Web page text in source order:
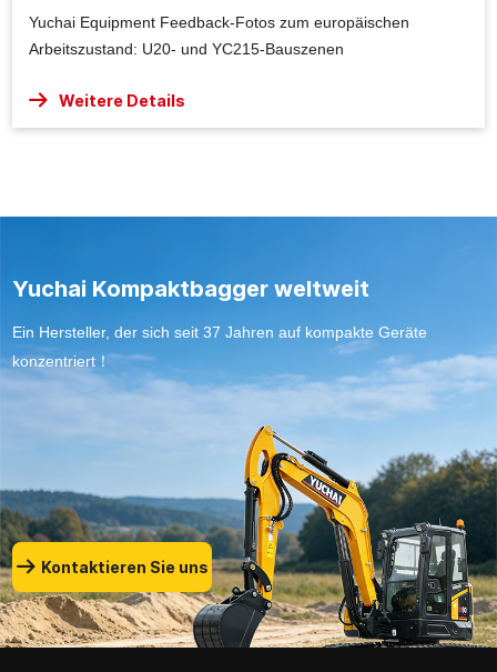
Yuchai Equipment Feedback-Fotos zum europäischen
Arbeitszustand: U20- und YC215-Bauszenen
Weitere Details
Yuchai Kompaktbagger weltweit
Ein Hersteller, der sich seit 37 Jahren auf kompakte Geräte
konzentriert！
Kontaktieren Sie uns